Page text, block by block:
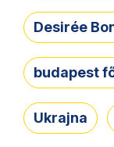
Desirée
budapest
Ukrajna